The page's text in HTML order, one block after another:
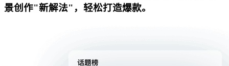
景创作"新解法"，轻松打造爆款。